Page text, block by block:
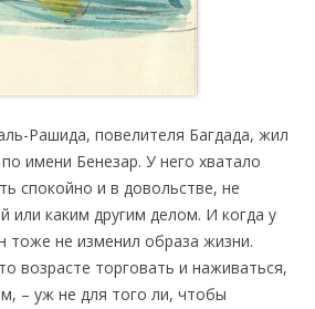
Рашида, повелителя Багдада, жил
имени Бенезар. У него хватало
спокойно и в довольстве, не
или каким другим делом. И когда у
тоже не изменил образа жизни.
возрасте торговать и наживаться,
– уж не для того ли, чтобы